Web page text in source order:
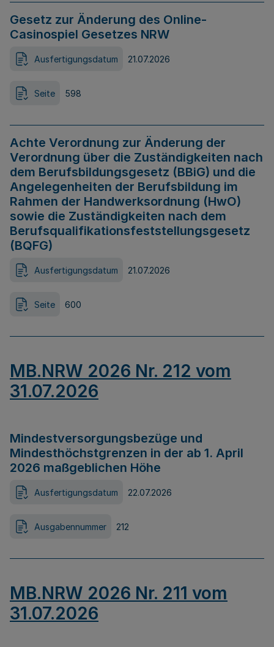
Gesetz zur Änderung des Online-
Casinospiel Gesetzes NRW
Ausfertigungsdatum 21.07.2026
Seite 598
Achte Verordnung zur Änderung der
Verordnung über die Zuständigkeiten nach
dem Berufsbildungsgesetz (BBiG) und die
Angelegenheiten der Berufsbildung im
Rahmen der Handwerksordnung (HwO)
sowie die Zuständigkeiten nach dem
Berufsqualifikationsfeststellungsgesetz
(BQFG)
Ausfertigungsdatum 21.07.2026
Seite 600
MB.NRW 2026 Nr. 212 vom
31.07.2026
Mindestversorgungsbezüge und
Mindesthöchstgrenzen in der ab 1. April
2026 maßgeblichen Höhe
Ausfertigungsdatum 22.07.2026
Ausgabennummer 212
MB.NRW 2026 Nr. 211 vom
31.07.2026